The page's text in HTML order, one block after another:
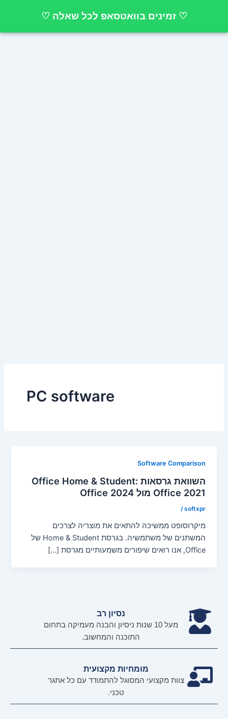
♡ זמינים בוואטסאפ לכל שאלה ♡
PC software
Software Comparison
השוואת גרסאות Office Home & Student:
Office 2021 מול Office 2024
softxpr
/
מיקרוסופט ממשיכה להתאים את מוצריה לצרכים
המשתנים של משתמשיה. בגרסת Home & Student של
Office, אנו רואים שיפורים משמעותיים מגרסת […]
נסיון רב
מעל 10 שנות ניסיון והבנה מעמיקה בתחום
התוכנה והמחשוב.
מומחיות מקצועית
צוות מקצועי המסוגל להתמודד עם כל אתגר
טכני.